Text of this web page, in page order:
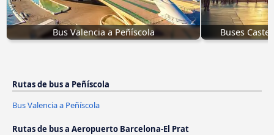
Bus Valencia a Peñíscola Buses
Rutas de bus a Peñíscola
Bus Valencia a Peñíscola
Rutas de bus a Aeropuerto Barcelona-El Prat